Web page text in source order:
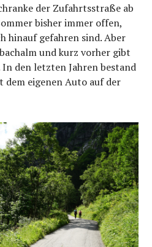
der Zufahrtsstraße ab
bisher immer offen,
hinauf gefahren sind. Aber
und kurz vorher gibt
den letzten Jahren bestand
dem eigenen Auto auf der